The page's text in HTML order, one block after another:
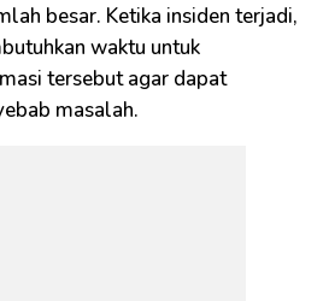
besar. Ketika insiden terjadi,
waktu untuk
tersebut agar dapat
masalah.